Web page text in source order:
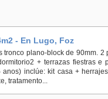
- En Lugo, Foz
plano-block de 90mm. 2
+ terrazas fiestras e
inclúe: kit casa +
tratamento...